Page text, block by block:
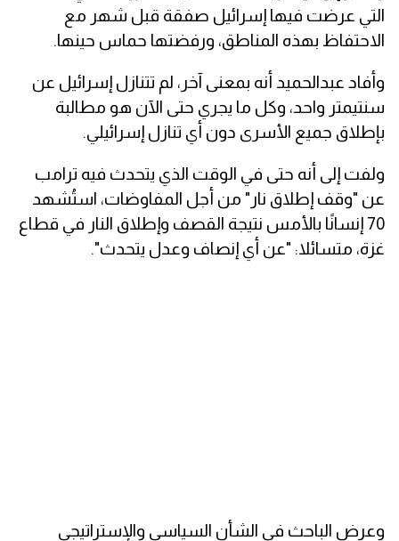
التي عرضت فيها إسرائيل صفقة قبل شهر مع
الاحتفاظ بهذه المناطق، ورفضتها حماس حينها.
وأفاد عبدالحميد أنه بمعنى آخر، لم تتنازل إسرائيل عن
سنتيمتر واحد، وكل ما يجري حتى الآن هو مطالبة
بإطلاق جميع الأسرى دون أي تنازل إسرائيلي.
ولفت إلى أنه حتى في الوقت الذي يتحدث فيه ترامب
عن "وقف إطلاق نار" من أجل المفاوضات، استُشهد
70 إنسانًا بالأمس نتيجة القصف وإطلاق النار في قطاع
غزة، متسائلا: "عن أي إنصاف وعدل يتحدث".
وعرض الباحث في الشأن السياسي والإستراتيجي